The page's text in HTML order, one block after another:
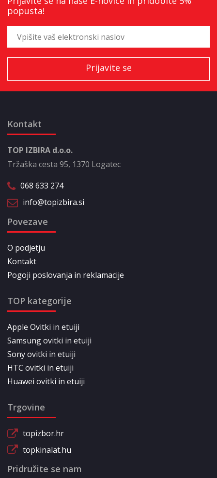
popusta!
Kontakt
TOP IZBIRA d.o.o.
Tržaška cesta 95, 1370 Logatec
068 633 274
info@topizbira.si
Povezave
O podjetju
Kontakt
Pogoji poslovanja in reklamacije
TOP kategorije
Apple Ovitki in etuiji
Samsung ovitki in etuiji
Sony ovitki in etuiji
HTC ovitki in etuiji
Huawei ovitki in etuiji
Trgovine
topizbor.hr
topkinalat.hu
Pridružite se nam